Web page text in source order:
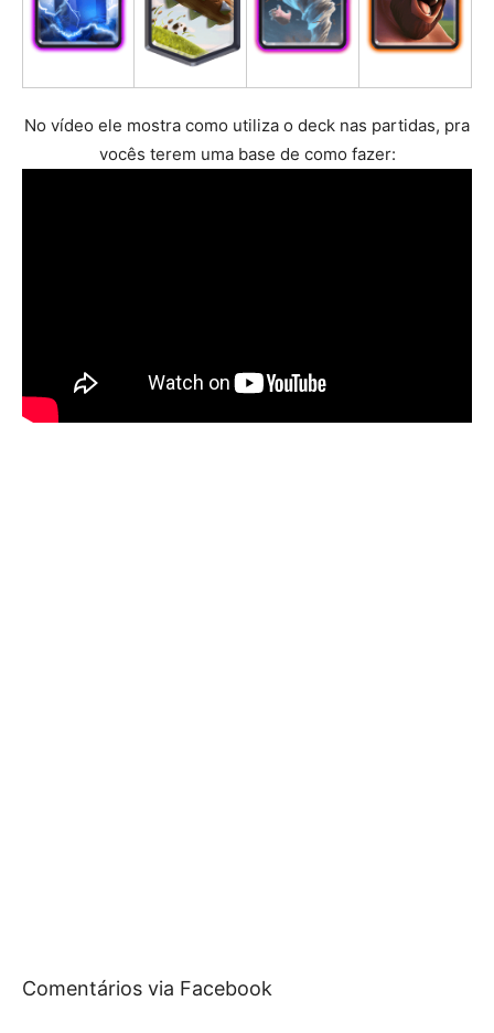
No vídeo ele mostra como utiliza o deck nas partidas, pra
vocês terem uma base de como fazer:
Comentários via Facebook